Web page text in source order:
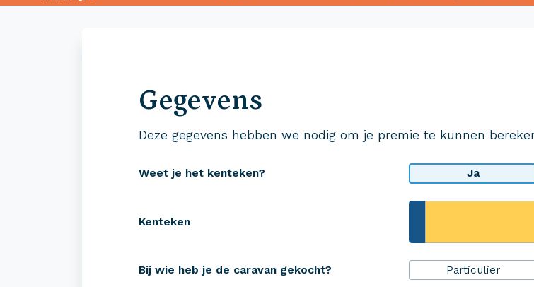
Gegevens
Deze gegevens hebben we nodig om je premie te kunnen
Weet je het kenteken? Ja
Kenteken
Bij wie heb je de caravan gekocht? Particulier
Wij staan voor je klaar!
zeggen
Camper verzekeren Camper ZekerheidsPakket Over ons